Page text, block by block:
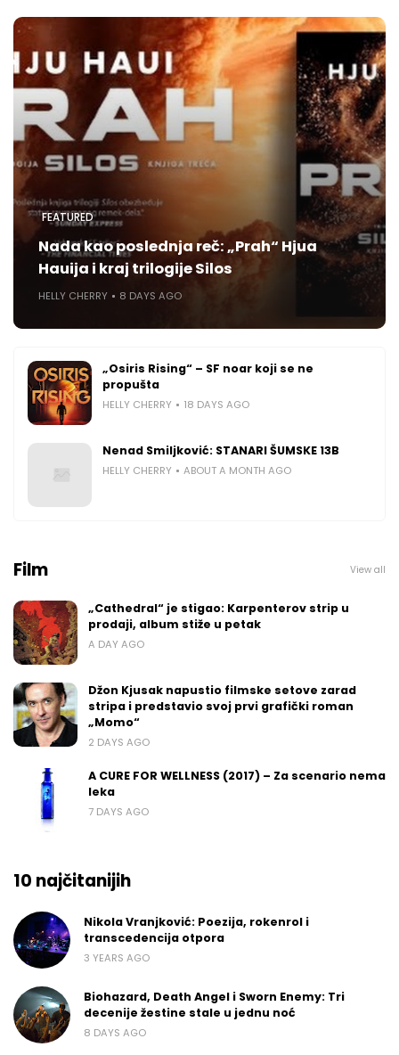
FEATURED
Nada kao poslednja reč: „Prah“ Hjua
Hauija i kraj trilogije Silos
HELLY CHERRY 8 DAYS AGO
„Osiris Rising“ – SF noar koji se ne
propušta
HELLY CHERRY 18 DAYS AGO
Nenad Smiljković: STANARI ŠUMSKE 13B
HELLY CHERRY ABOUT A MONTH AGO
Film View all
„Cathedral“ je stigao: Karpenterov strip u
prodaji, album stiže u petak
A DAY AGO
Džon Kjusak napustio filmske setove zarad
stripa i predstavio svoj prvi grafički roman
„Momo“
2 DAYS AGO
A CURE FOR WELLNESS (2017) – Za scenario nema
leka
7 DAYS AGO
10 najčitanijih
Nikola Vranjković: Poezija, rokenrol i
transcedencija otpora
3 YEARS AGO
Biohazard, Death Angel i Sworn Enemy: Tri
decenije žestine stale u jednu noć
8 DAYS AGO